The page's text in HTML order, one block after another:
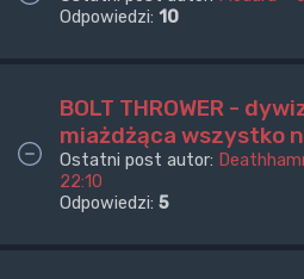
Odpowiedzi: 10
BOLT THROWER -
miażdżąca wszystko
Ostatni post autor:
22:10
Odpowiedzi: 5